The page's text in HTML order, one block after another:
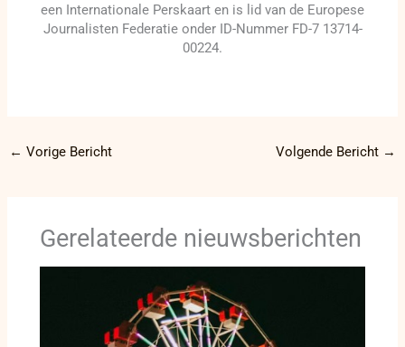
een Internationale Perskaart en is lid van de Europese
Journalisten Federatie onder ID-Nummer FD-7 13714-
00224.
← Vorige Bericht Volgende Bericht →
Gerelateerde nieuwsberichten